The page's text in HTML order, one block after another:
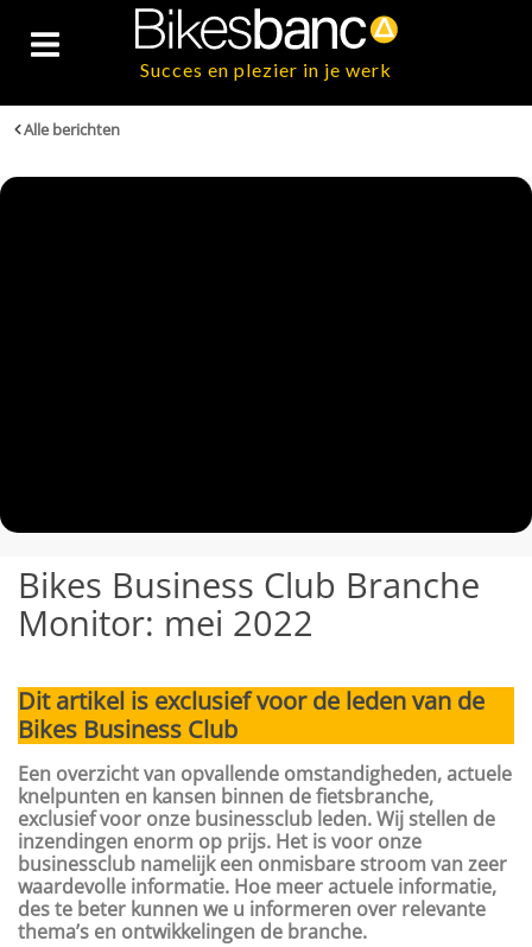
Succes en plezier in je werk
Alle berichten
Bikes Business Club Branche
Monitor: mei 2022
Dit artikel is exclusief voor de leden van de
Bikes Business Club
Een overzicht van opvallende omstandigheden, actuele
knelpunten en kansen binnen de fietsbranche,
exclusief voor onze businessclub leden. Wij stellen de
inzendingen enorm op prijs. Het is voor onze
businessclub namelijk een onmisbare stroom van zeer
waardevolle informatie. Hoe meer actuele informatie,
des te beter kunnen we u informeren over relevante
thema’s en ontwikkelingen de branche.